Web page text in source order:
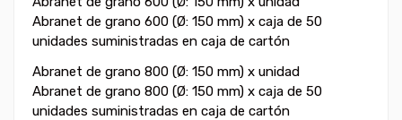
Abranet de grano 600 (Ø: 150 mm) x caja de 50
unidades suministradas en caja de cartón
Abranet de grano 800 (Ø: 150 mm) x unidad
Abranet de grano 800 (Ø: 150 mm) x caja de 50
unidades suministradas en caja de cartón